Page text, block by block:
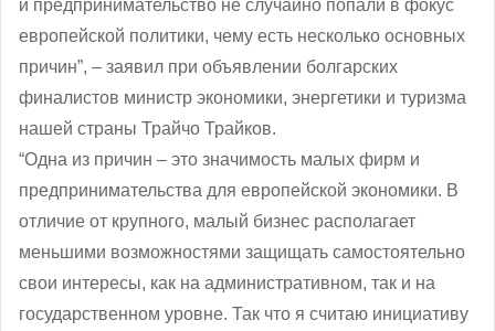
и предпринимательство не случайно попали в фокус
европейской политики, чему есть несколько основных
причин”, – заявил при объявлении болгарских
финалистов министр экономики, энергетики и туризма
нашей страны Трайчо Трайков.
“Одна из причин – это значимость малых фирм и
предпринимательства для европейской экономики. В
отличие от крупного, малый бизнес располагает
меньшими возможностями защищать самостоятельно
свои интересы, как на административном, так и на
государственном уровне. Так что я считаю инициативу